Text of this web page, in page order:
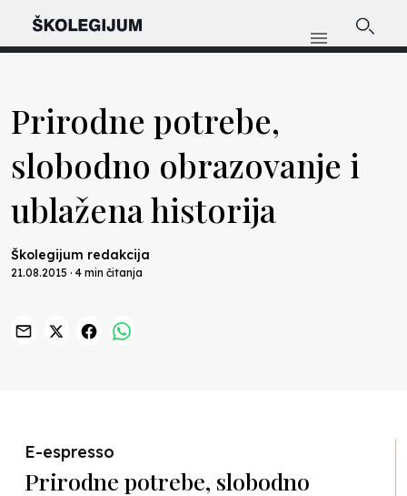
Prirodne potrebe,
slobodno obrazovanje i
ublažena historija
Školegijum redakcija
21.08.2015 · 4 min čitanja
E-espresso
Prirodne potrebe, slobodno